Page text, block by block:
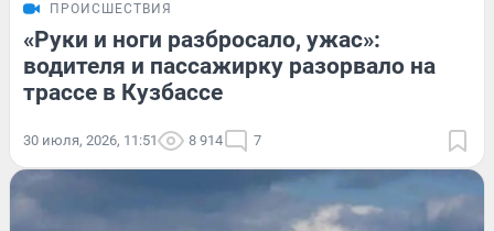
ПРОИСШЕСТВИЯ
«Руки и ноги разбросало, ужас»:
водителя и пассажирку разорвало на
трассе в Кузбассе
30 июля, 2026, 11:51 8 914 7